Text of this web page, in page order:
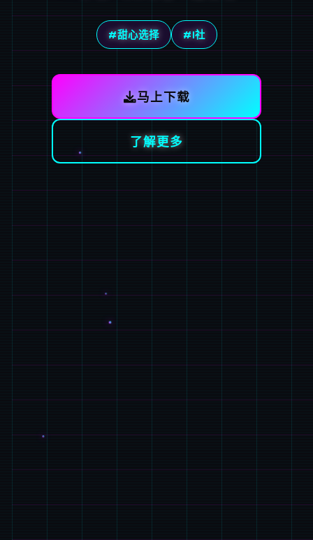
#甜心选择 #I社
马上下载
了解更多